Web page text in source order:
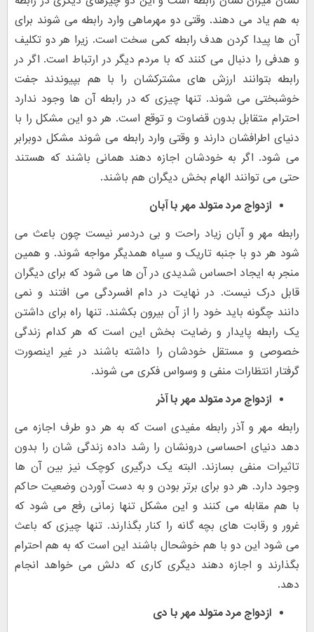
به هم یاد می دهند. وقتی دو مهرماهی وارد رابطه می شوند برای
آن ها پیدا کردن هدف رابطه کمی سخت است. زیرا هر دو تکلیف
و هدفی را دنبال می کنند که با مردم دیگر در ارتباط است. اگر در
رابطه بتوانند ارزش های مشترکشان را با هم بپیوندند جفت
خوشبختی می شوند. تنها چیزی که در رابطه آن ها وجود ندارد
احترام متقابل بدون قضاوت و توقع است. هر دو این مشکل را با
دنیای اطرافشان دارند و وقتی وارد رابطه می شوند مشکل دوبرابر
می شود. اگر به خودشان اجازه دهند همانی باشند که هستند
حتی می توانند الهام بخش دیگران هم باشند.
ازدواج مرد متولد مهر باآبان
رابطه مهر و آبان زیاد راحت و بی دردسر نیست چون باعث می
شود هر دو با جنبه تاریک و سیاه همدیگر مواجه شوند. و همین
منجر به ایجاد احساس شدیدی در آن ها می شود که برای دیگران
قابل درک نیست. در نهایت در دام افسردگی می افتند و نمی
دانند چگونه باید خود را از آن بیرون بکشند. تنها راه برای داشتن
یک رابطه پایدار و رضایت بخش این است که هر کدام زندگی
خصوصی و مستقل خودشان را داشته باشند در غیر اینصورت
گرفتار انتظارات منفی و وسواس فکری می شوند.
ازدواج مرد متولد مهر باآذر
رابطه مهر و آذر رابطه مفیدی است که به هر دو طرف اجازه می
دهد دنیای احساسی درونشان را رشد داده زندگی شان را بدون
تاثیرات منفی بسازند. البته یک درگیری کوچک نیز بین آن ها
وجود دارد. هر دو برای برتر بودن و به دست آوردن وضعیت حاکم
با هم مقابله می کنند و این مشکل تنها زمانی رفع می شود که
غرور و رقابت های بچه گانه را کنار بگذارند. تنها چیزی که باعث
می شود این دو با هم خوشحال باشند این است که به هم احترام
بگذارند و اجازه دهند دیگری کاری که دلش می خواهد انجام
دهد.
ازدواج مرد متولد مهر با دی